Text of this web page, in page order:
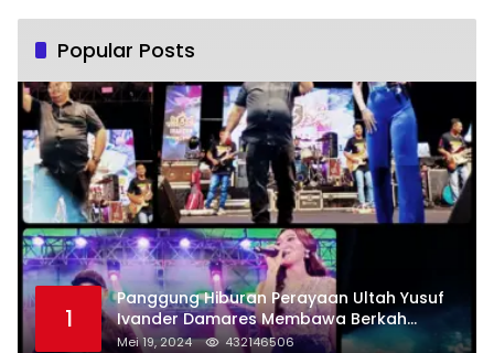
Popular Posts
1
Panggung Hiburan Perayaan Ultah Yusuf
Ivander Damares Membawa Berkah
Warga Kejapanan
Mei 19, 2024 432146506